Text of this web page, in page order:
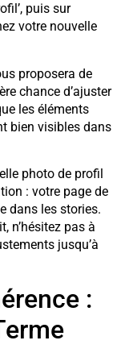
puis sur
votre nouvelle
proposera de
chance d’ajuster
les éléments
bien visibles dans
photo de profil
: votre page de
dans les stories.
n’hésitez pas à
jusqu’à
: